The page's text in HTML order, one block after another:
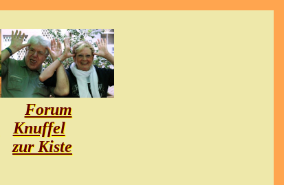
Forum
Knuffel
zur Kiste